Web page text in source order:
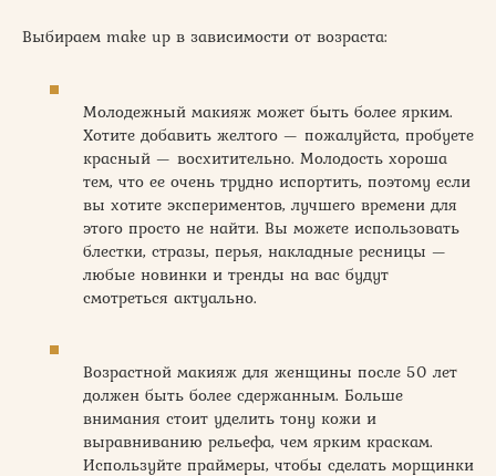
Выбираем make up в зависимости от возраста:
Молодежный макияж может быть более ярким.
Хотите добавить желтого — пожалуйста, пробуете
красный — восхитительно. Молодость хороша
тем, что ее очень трудно испортить, поэтому если
вы хотите экспериментов, лучшего времени для
этого просто не найти. Вы можете использовать
блестки, стразы, перья, накладные ресницы —
любые новинки и тренды на вас будут
смотреться актуально.
Возрастной макияж для женщины после 50 лет
должен быть более сдержанным. Больше
внимания стоит уделить тону кожи и
выравниванию рельефа, чем ярким краскам.
Используйте праймеры, чтобы сделать морщинки